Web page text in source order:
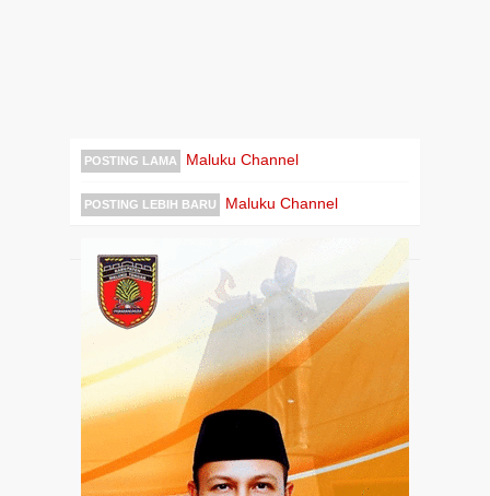
POSTING LAMA Maluku Channel
POSTING LEBIH BARU Maluku Channel